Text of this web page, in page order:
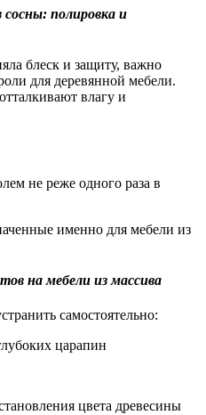
полировка и
блеск и защиту, важно
для деревянной мебели.
влагу и
не реже одного раза в
именно для мебели из
на мебели из массива
самостоятельно:
царапин
цвета древесины